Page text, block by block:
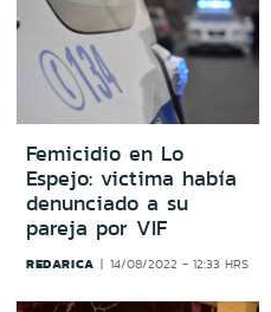
Femicidio en Lo
Espejo: victima había
denunciado a su
pareja por VIF
REDARICA 14/08/2022 - 12:33 HRS